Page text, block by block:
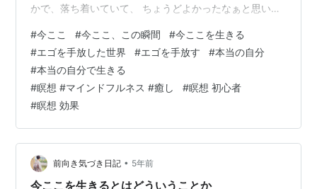
かで、落ち着いていて、 ちょうどよかったなぁと思いま
気が綺麗で、新鮮で、 雨の街や川など全てが初めて見る
ように新鮮で、 街を囲む低い山が霧で霞んで、 そんな墨
絵の世界に、 ポツポツと傘の花が咲き、 昔のままの風景
と現代が一緒に今ここにあり、 なんだか不思議な気分に
なりました。 まるで別次元やパラレルワールドが 一緒に
重なっているようで、…
#今ここ #今ここ、この瞬間 #今ここを生きる
#エゴを手放した世界 #エゴを手放す #本当の自分
#本当の自分で生きる
#瞑想 #マインドフルネス #癒し #瞑想 初心者
#瞑想 効果
前向き気づき日記 • 5年前
今ここを生きるとはどういうことか